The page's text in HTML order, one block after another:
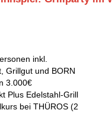
inkl.
Grillgut und BORN
3.000€
Plus Edelstahl-Grill
bei THÜROS (2